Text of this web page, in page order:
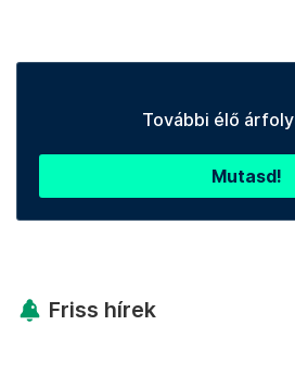
További élő
Mutasd!
Friss hírek